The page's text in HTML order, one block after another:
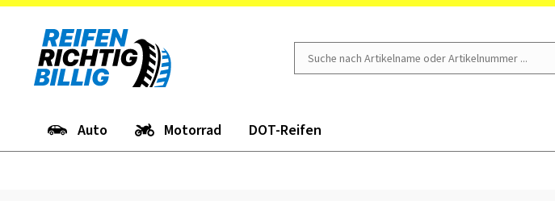
Auto Motorrad DOT-Reifen